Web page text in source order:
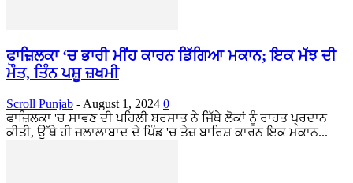
ਫਾਜ਼ਿਲਕਾ ‘ਚ ਭਾਰੀ ਮੀਂਹ ਕਾਰਨ ਡਿੱਗਿਆ ਮਕਾਨ; ਇਕ ਮੱਝ ਦੀ
ਮੌਤ, ਤਿੰਨ ਪਸ਼ੂ ਜ਼ਖਮੀ
Scroll Punjab - August 1, 2024 0
ਫਾਜ਼ਿਲਕਾ 'ਚ ਸਾਵਣ ਦੀ ਪਹਿਲੀ ਬਰਸਾਤ ਨੇ ਜਿੱਥੇ ਲੋਕਾਂ ਨੂੰ ਰਾਹਤ ਪ੍ਰਦਾਨ
ਕੀਤੀ, ਉੱਥੇ ਹੀ ਜਲਾਲਾਬਾਦ ਦੇ ਪਿੰਡ 'ਚ ਤੇਜ਼ ਬਾਰਿਸ਼ ਕਾਰਨ ਇਕ ਮਕਾਨ...